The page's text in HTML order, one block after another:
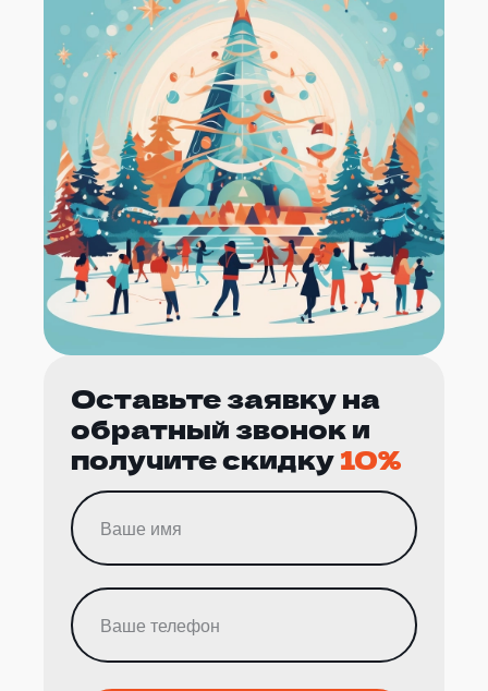
Оставьте заявку на
обратный звонок и
получите скидку10%